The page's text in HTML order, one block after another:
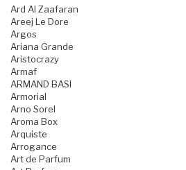
Ard Al Zaafaran
Areej Le Dore
Argos
Ariana Grande
Aristocrazy
Armaf
ARMAND BASI
Armorial
Arno Sorel
Aroma Box
Arquiste
Arrogance
Art de Parfum